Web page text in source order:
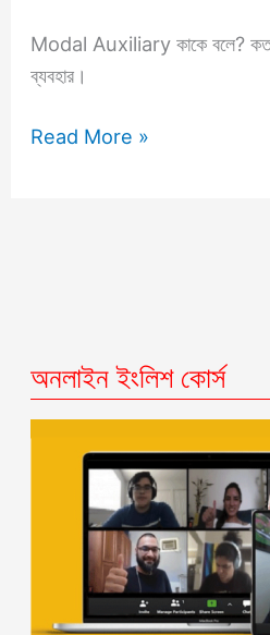
Modal Auxiliary কাকে বলে? কত
ব্যবহার।
Read More »
অনলাইন ইংলিশ কোর্স